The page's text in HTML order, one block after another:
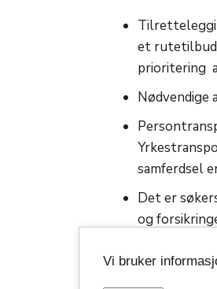
et rutetilbud
prioritering
Nødvendige
samferdsel
Det er
og
Det må søkes
Vi bruker